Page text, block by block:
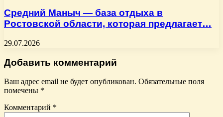
Средний Маныч — база отдыха в
Ростовской области, которая предлагает…
29.07.2026
Добавить комментарий
Ваш адрес email не будет опубликован. Обязательные поля
помечены *
Комментарий *